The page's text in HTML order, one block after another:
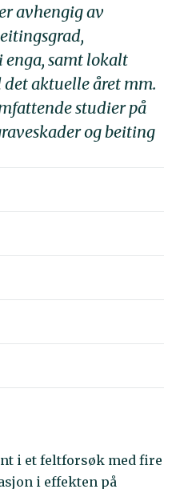
avhengig av
enga, samt lokalt
aktuelle året mm.
studier på
og beiting
i et feltforsøk med fire
i effekten på